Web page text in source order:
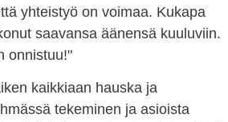
yhteistyö on voimaa. Kukapa
saavansa äänensä kuuluviin.
onnistuu!"
kaikkiaan hauska ja
tekeminen ja asioista